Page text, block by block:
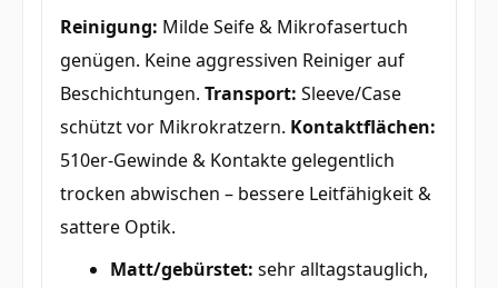
Reinigung: Milde Seife & Mikrofasertuch
genügen. Keine aggressiven Reiniger auf
Beschichtungen. Transport: Sleeve/Case
schützt vor Mikrokratzern. Kontaktflächen:
510er-Gewinde & Kontakte gelegentlich
trocken abwischen – bessere Leitfähigkeit &
sattere Optik.
Matt/gebürstet: sehr alltagstauglich,